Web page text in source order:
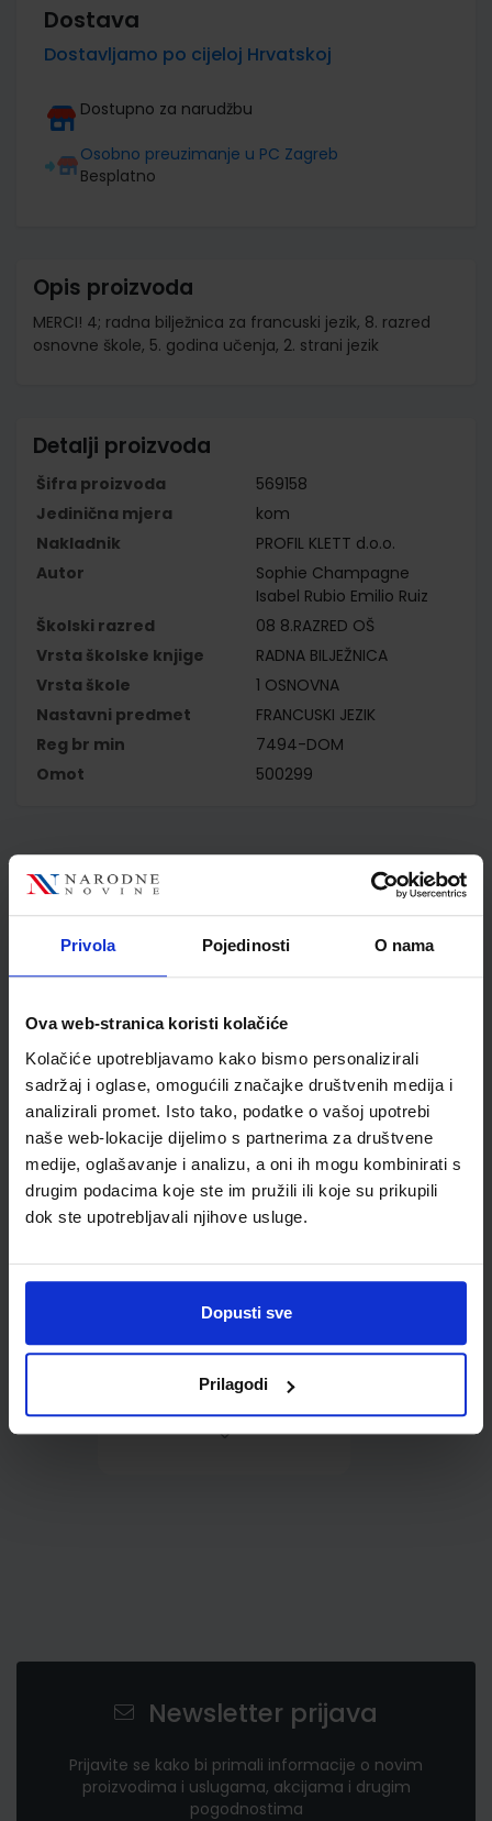
Privola Pojedinosti O nama
Ova web-stranica koristi kolačiće
Kolačiće upotrebljavamo kako bismo personalizirali
sadržaj i oglase, omogućili značajke društvenih medija i
analizirali promet. Isto tako, podatke o vašoj upotrebi
naše web-lokacije dijelimo s partnerima za društvene
medije, oglašavanje i analizu, a oni ih mogu kombinirati s
drugim podacima koje ste im pružili ili koje su prikupili
dok ste upotrebljavali njihove usluge.
Dopusti sve
Prilagodi
Dostava
Dostavljamo po cijeloj Hrvatskoj
Dostupno za narudžbu
Osobno preuzimanje u PC Zagreb
Besplatno
Opis proizvoda
MERCI! 4; radna bilježnica za francuski jezik, 8. razred
osnovne škole, 5. godina učenja, 2. strani jezik
Detalji proizvoda
Šifra proizvoda
569158
Jedinična mjera
kom
Nakladnik
PROFIL KLETT d.o.o.
Autor
Sophie Champagne
Isabel Rubio Emilio Ruiz
Školski razred
08 8.RAZRED OŠ
Vrsta školske knjige
RADNA BILJEŽNICA
Vrsta škole
1 OSNOVNA
Nastavni predmet
FRANCUSKI JEZIK
Reg br min
7494-DOM
Omot
500299
Kupci najčešće biraju..
Omot PVC za školske
udžbenike; dimenzije
451x292; tip 299
0,85 €
Newsletter prijava
Prijavite se kako bi primali informacije o novim
proizvodima i uslugama, akcijama i drugim
pogodnostima